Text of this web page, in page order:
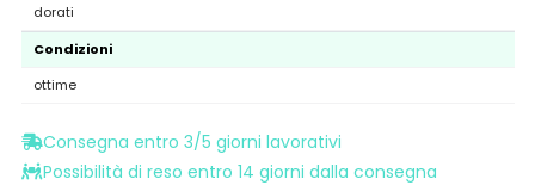
dorati
Condizioni
ottime
Consegna entro 3/5 giorni lavorativi
Possibilità di reso entro 14 giorni dalla consegna